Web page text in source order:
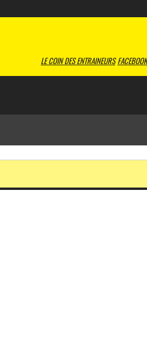
LE COIN DES ENTRAINEURS FACEBOOK